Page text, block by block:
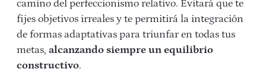
camino del perfeccionismo relativo. Evitará que te
fijes objetivos irreales y te permitirá la integración
de formas adaptativas para triunfar en todas tus
metas, alcanzando siempre un equilibrio
constructivo.